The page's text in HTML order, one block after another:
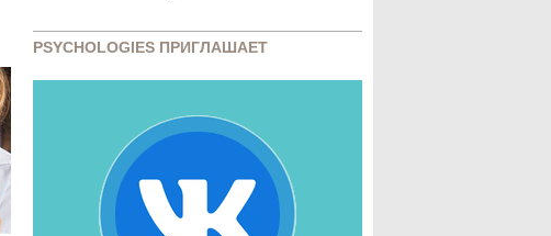
PSYCHOLOGIES ПРИГЛАШАЕТ